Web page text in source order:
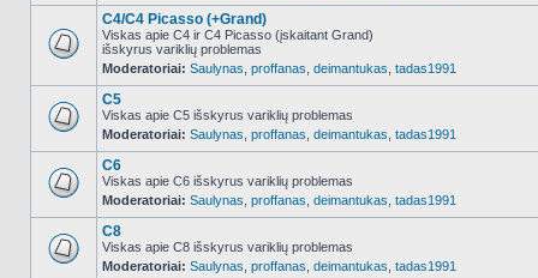
NO_UNREAD_POSTS
C4/C4 Picasso (+Grand)
Viskas apie C4 ir C4 Picasso (įskaitant Grand)
išskyrus variklių problemas
Moderatoriai: Saulynas proffanas deimantukas tadas1991
NO_UNREAD_POSTS
C5
Viskas apie C5 išskyrus variklių problemas
Moderatoriai: Saulynas proffanas deimantukas tadas1991
NO_UNREAD_POSTS
C6
Viskas apie C6 išskyrus variklių problemas
Moderatoriai: Saulynas proffanas deimantukas tadas1991
NO_UNREAD_POSTS
C8
Viskas apie C8 išskyrus variklių problemas
Moderatoriai: Saulynas proffanas deimantukas tadas1991